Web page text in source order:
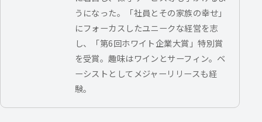
うになった。「社員とその家族の幸せ」
にフォーカスしたユニークな経営を志
し、「第6回ホワイト企業大賞」特別賞
を受賞。趣味はワインとサーフィン。ベ
ーシストとしてメジャーリリースも経
験。